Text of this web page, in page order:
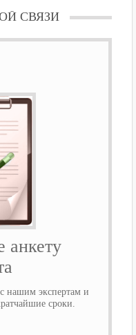
СВЯЗИ
нашим экспертам и
сроки.